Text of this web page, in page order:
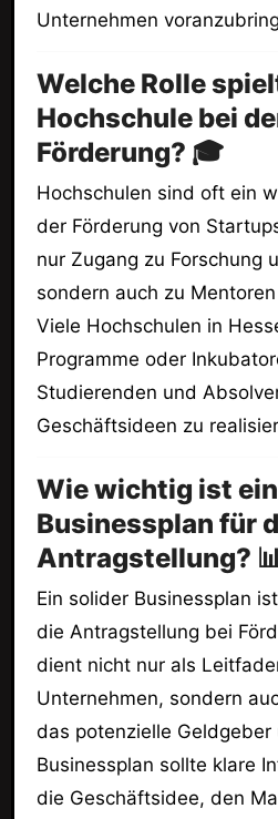
Unternehmen
Welche Rolle
Hochschule bei
Förderung? 🎓
Hochschulen sind oft ein
der Förderung von
nur Zugang zu Forschung
sondern auch zu
Viele Hochschulen in
Programme oder
Studierenden und
Geschäftsideen zu
Wie wichtig ist ein
Businessplan für
Antragstellung?
Ein solider Businessplan
die Antragstellung bei
dient nicht nur als
Unternehmen, sondern
das potenzielle Geldgeber
Businessplan sollte klare
die Geschäftsidee, den